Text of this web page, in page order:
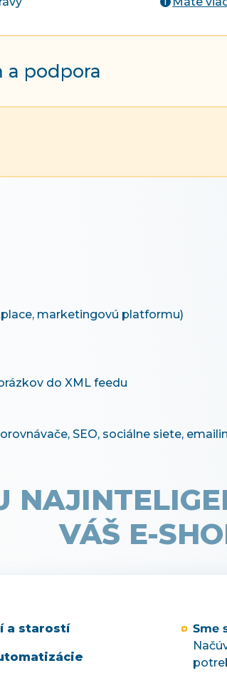
a podpora
marketingovú platformu)
do XML feedu
SEO, sociálne siete,
VÁŠ E-
a starostí
Sme